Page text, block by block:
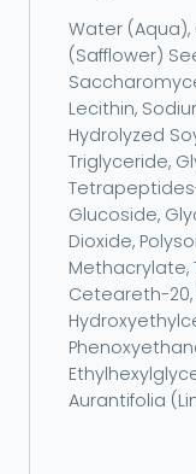
Water
(Safflower)
Lecithin,
Hydrolyzed
Triglyceride,
Glucoside,
Dioxide,
Methacrylate,
Ceteareth-20,
Aurantifolia